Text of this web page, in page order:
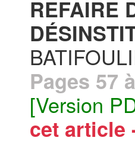
REFAIRE
Pages 57
[Version
cet article